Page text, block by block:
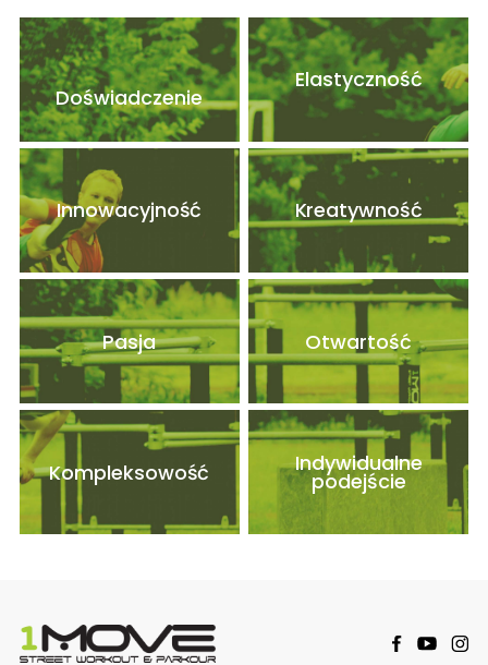
Doświadczenie
Elastyczność
Innowacyjność Kreatywność
Pasja Otwartość
Kompleksowość Indywidualne
podejście